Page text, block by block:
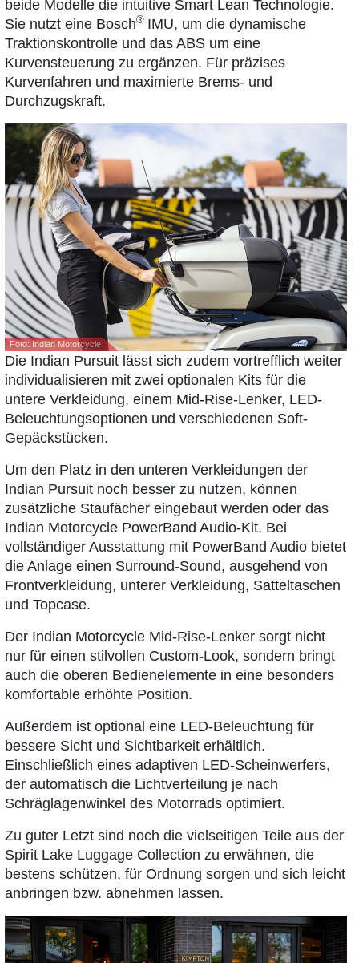
beide Modelle die intuitive Smart Lean Technologie.
Sie nutzt eine Bosch® IMU, um die dynamische
Traktionskontrolle und das ABS um eine
Kurvensteuerung zu ergänzen. Für präzises
Kurvenfahren und maximierte Brems- und
Durchzugskraft.
Foto: Indian Motorcycle
Die Indian Pursuit lässt sich zudem vortrefflich weiter
individualisieren mit zwei optionalen Kits für die
untere Verkleidung, einem Mid-Rise-Lenker, LED-
Beleuchtungsoptionen und verschiedenen Soft-
Gepäckstücken.
Um den Platz in den unteren Verkleidungen der
Indian Pursuit noch besser zu nutzen, können
zusätzliche Staufächer eingebaut werden oder das
Indian Motorcycle PowerBand Audio-Kit. Bei
vollständiger Ausstattung mit PowerBand Audio bietet
die Anlage einen Surround-Sound, ausgehend von
Frontverkleidung, unterer Verkleidung, Satteltaschen
und Topcase.
Der Indian Motorcycle Mid-Rise-Lenker sorgt nicht
nur für einen stilvollen Custom-Look, sondern bringt
auch die oberen Bedienelemente in eine besonders
komfortable erhöhte Position.
Außerdem ist optional eine LED-Beleuchtung für
bessere Sicht und Sichtbarkeit erhältlich.
Einschließlich eines adaptiven LED-Scheinwerfers,
der automatisch die Lichtverteilung je nach
Schräglagenwinkel des Motorrads optimiert.
Zu guter Letzt sind noch die vielseitigen Teile aus der
Spirit Lake Luggage Collection zu erwähnen, die
bestens schützen, für Ordnung sorgen und sich leicht
anbringen bzw. abnehmen lassen.